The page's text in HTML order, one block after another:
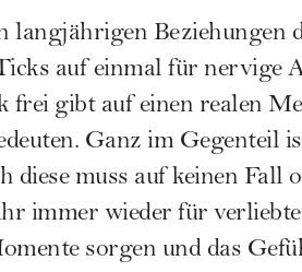
langjährigen
auf einmal für nervige
gibt auf einen realen
Ganz im Gegenteil
diese muss auf keinen
immer wieder für
sorgen und das